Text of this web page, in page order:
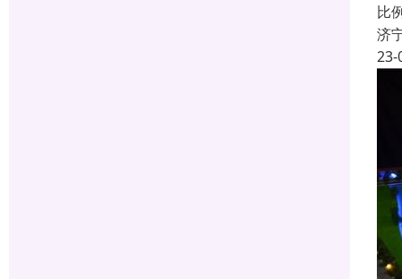
比
济
23-